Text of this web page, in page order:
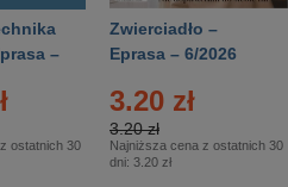
–
ostatnich 30
Zwierciadło –
Eprasa – 6/2026
3.20 zł
3.20 zł
Najniższa cena z ostatnich 30
dni: 3.20 zł